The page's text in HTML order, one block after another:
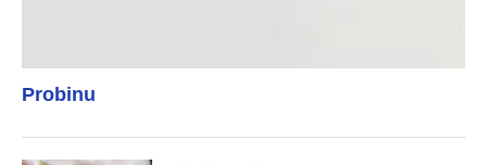
Probinu